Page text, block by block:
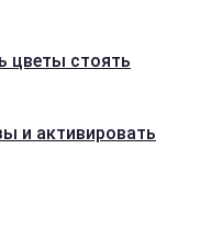
цветы стоять
и активировать